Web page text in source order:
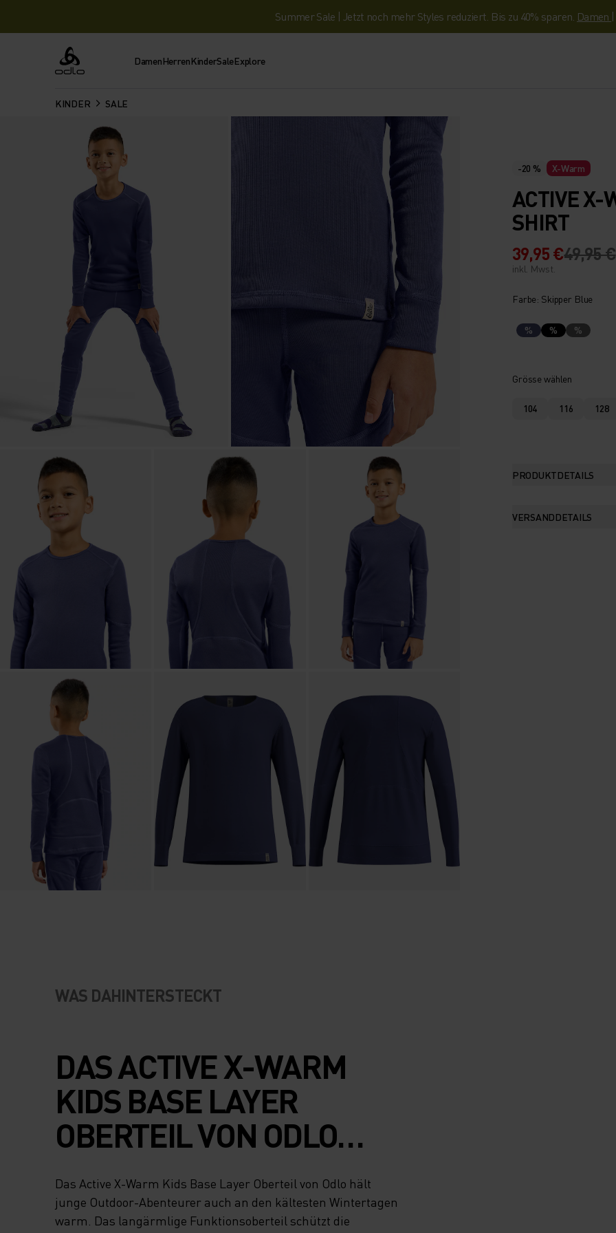
Summer Sale | Jetzt noch mehr Styles reduziert. Bis zu 40% sparen. Damen |
Odlo DamenHerrenKinderSaleExplore
KINDER SALE
-20 % X-Warm
ACTIVE X-
SHIRT
39,95 €49,95 €
inkl. Mwst.
Farbe: Skipper Blue
% % %
Grösse wählen
104 116 128
PRODUKTDETAILS
VERSANDDETAILS
WAS DAHINTERSTECKT
DAS ACTIVE X-WARM
KIDS BASE LAYER
OBERTEIL VON ODLO
HÄLT JUNGE OUTDOOR-
ABENTEURER AUCH AN
Das Active X-Warm Kids Base Layer Oberteil von Odlo hält
junge Outdoor-Abenteurer auch an den kältesten Wintertagen
warm. Das langärmlige Funktionsoberteil schützt die